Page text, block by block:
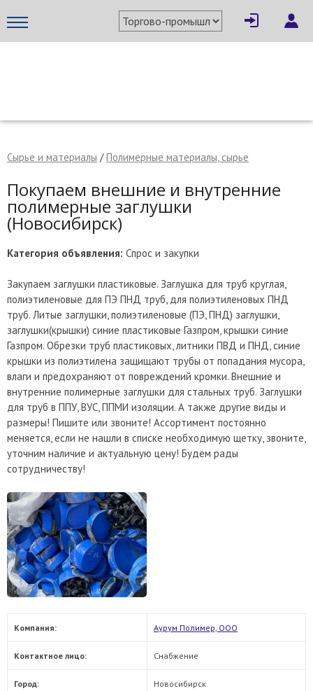
Сырье и материалы /Полимерные материалы, сырье
Покупаем внешние и внутренние
полимерные заглушки
(Новосибирск)
Категория объявления: Спрос и закупки
Закупаем заглушки пластиковые. Заглушка для труб круглая,
полиэтиленовые для ПЭ ПНД труб, для полиэтиленовых ПНД
труб. Литые заглушки, полиэтиленовые (ПЭ, ПНД) заглушки,
заглушки(крышки) синие пластиковые Газпром, крышки синие
Газпром. Обрезки труб пластиковых, литники ПВД и ПНД, синие
крышки из полиэтилена защищают трубы от попадания мусора,
влаги и предохраняют от повреждений кромки. Внешние и
внутренние полимерные заглушки для стальных труб. Заглушки
для труб в ППУ, ВУС, ППМИ изоляции. А также другие виды и
размеры! Пишите или звоните! Ассортимент постоянно
меняется, если не нашли в списке необходимую щетку, звоните,
уточним наличие и актуальную цену! Будем рады
сотрудничеству!
× Написать поставщику
Отмена Отправить сообщение
Компания: Аурум Полимер, ООО
Контактное лицо: Снабжение
Город: Новосибирск